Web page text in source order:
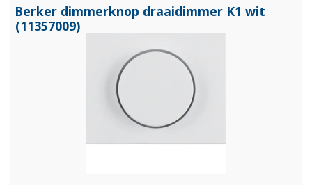
Berker dimmerknop draaidimmer K1 wit
(11357009)